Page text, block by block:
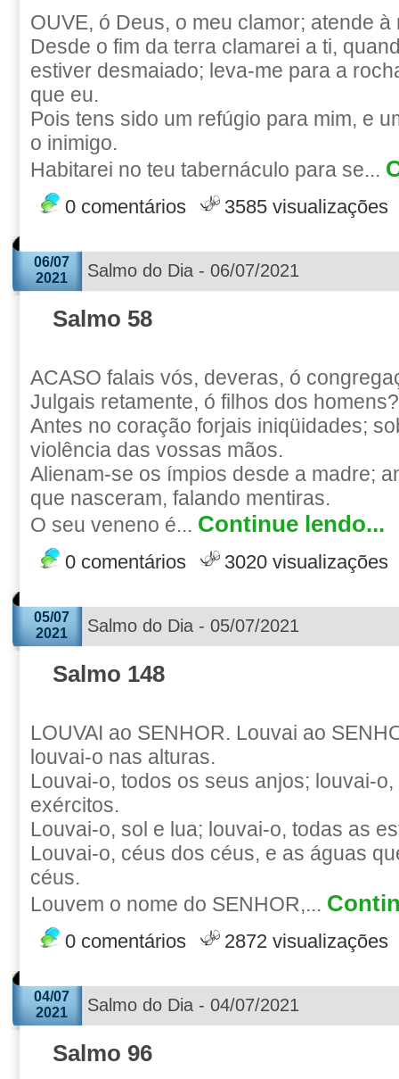
OUVE, ó Deus, o meu clamor; atende à
Desde o fim da terra clamarei a ti,
estiver desmaiado; leva-me para a
que eu.
Pois tens sido um refúgio para mim, e
o inimigo.
Habitarei no teu tabernáculo para se...
0 comentários 3585 visualizações
06/07
2021
Salmo do Dia - 06/07/2021
Salmo 58
ACASO falais vós, deveras, ó
Julgais retamente, ó filhos dos homens?
Antes no coração forjais iniqüidades;
violência das vossas mãos.
Alienam-se os ímpios desde a madre;
que nasceram, falando mentiras.
O seu veneno é... Continue lendo...
0 comentários 3020 visualizações
05/07
2021
Salmo do Dia - 05/07/2021
Salmo 148
LOUVAI ao SENHOR. Louvai ao
louvai-o nas alturas.
Louvai-o, todos os seus anjos; louvai-
exércitos.
Louvai-o, sol e lua; louvai-o, todas as
Louvai-o, céus dos céus, e as águas
céus.
Louvem o nome do SENHOR,...
0 comentários 2872 visualizações
04/07
2021
Salmo do Dia - 04/07/2021
Salmo 96